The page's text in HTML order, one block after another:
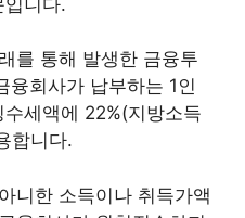
를 통해 발생한 금융투
융회사가 납부하는 1인
세액에 22%(지방소득
합니다.
니한 소득이나 취득가액